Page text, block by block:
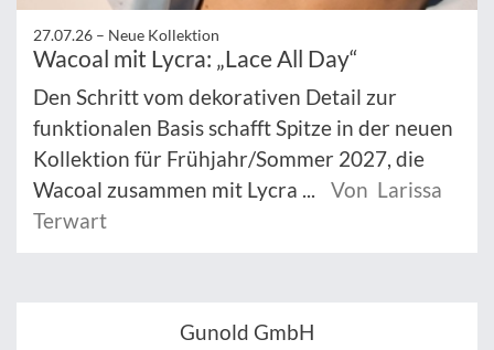
27.07.26 – Neue Kollektion
Wacoal mit Lycra: „Lace All Day“
Den Schritt vom dekorativen Detail zur
funktionalen Basis schafft Spitze in der neuen
Kollektion für Frühjahr/Sommer 2027, die
Wacoal zusammen mit Lycra ...
Von Larissa
Terwart
Gunold GmbH